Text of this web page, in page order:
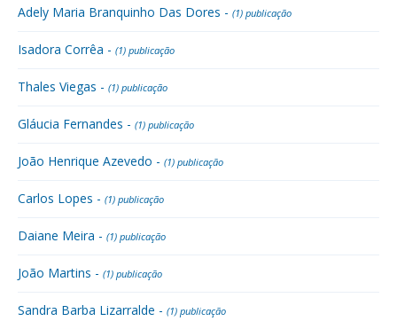
Adely Maria Branquinho Das Dores - (1) publicação
Isadora Corrêa - (1) publicação
Thales Viegas - (1) publicação
Gláucia Fernandes - (1) publicação
João Henrique Azevedo - (1) publicação
Carlos Lopes - (1) publicação
Daiane Meira - (1) publicação
João Martins - (1) publicação
Sandra Barba Lizarralde - (1) publicação